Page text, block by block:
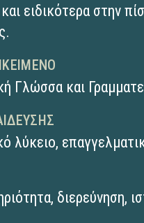
ειδικότερα στην
Γλώσσα και
λύκειο,
, διερεύνηση,